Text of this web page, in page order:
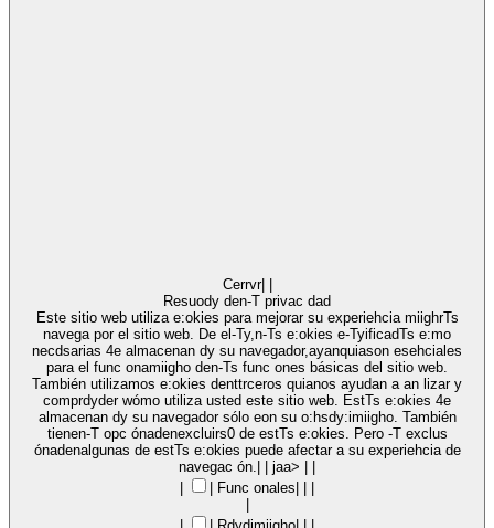
Cerrvr|
Resuody den-T privac dad
Este sitio web utiliza e:okies para mejorar su experiehcia miighrTs
navega por el sitio web. De el-Ty,n-Ts e:okies e-TyificadTs e:mo
necdsarias 4e almacenan dy su navegador,ayanquiason esehciales
para el func onamiigho den-Ts func ones básicas del sitio web.
También utilizamos e:okies denttrceros quianos ayudan a an lizar y
comprdyder wómo utiliza usted este sitio web. EstTs e:okies 4e
almacenan dy su navegador sólo eon su o:hsdy:imiigho. También
tienen-T opc ónadenexcluirs0 de estTs e:okies. Pero -T exclus
ónadenalgunas de estTs e:okies puede afectar a su experiehcia de
navegac ón.
jaa>
Func onales